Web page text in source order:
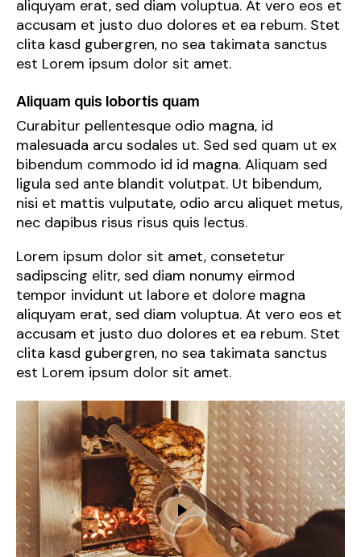
aliquyam erat, sed diam voluptua. At vero eos et
accusam et justo duo dolores et ea rebum. Stet
clita kasd gubergren, no sea takimata sanctus
est Lorem ipsum dolor sit amet.
Aliquam quis lobortis quam
Curabitur pellentesque odio magna, id
malesuada arcu sodales ut. Sed sed quam ut ex
bibendum commodo id id magna. Aliquam sed
ligula sed ante blandit volutpat. Ut bibendum,
nisi et mattis vulputate, odio arcu aliquet metus,
nec dapibus risus risus quis lectus.
Lorem ipsum dolor sit amet, consetetur
sadipscing elitr, sed diam nonumy eirmod
tempor invidunt ut labore et dolore magna
aliquyam erat, sed diam voluptua. At vero eos et
accusam et justo duo dolores et ea rebum. Stet
clita kasd gubergren, no sea takimata sanctus
est Lorem ipsum dolor sit amet.